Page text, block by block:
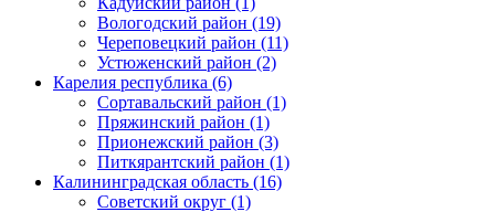
Вологодский район (19)
Череповецкий район (11)
Устюженский район (2)
Карелия республика (6)
Сортавальский район (1)
Пряжинский район (1)
Прионежский район (3)
Питкярантский район (1)
Калининградская область (16)
Советский округ (1)